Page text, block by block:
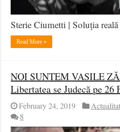
Sterie Ciumetti | Soluția reală
Read More »
NOI SUNTEM VASILE
Libertatea se Judecă pe 26
February 24, 2019
8